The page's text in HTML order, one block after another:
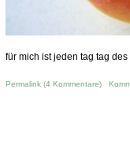
für mich ist jeden tag tag
Permalink (4 Kommentare)